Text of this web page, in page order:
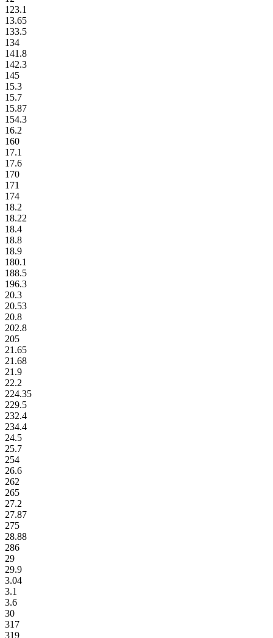
123.1
13.65
133.5
134
141.8
142.3
145
15.3
15.7
15.87
154.3
16.2
160
17.1
17.6
170
171
174
18.2
18.22
18.4
18.8
18.9
180.1
188.5
196.3
20.3
20.53
20.8
202.8
205
21.65
21.68
21.9
22.2
224.35
229.5
232.4
234.4
24.5
25.7
254
26.6
262
265
27.2
27.87
275
28.88
286
29
29.9
3.04
3.1
3.6
30
317
319